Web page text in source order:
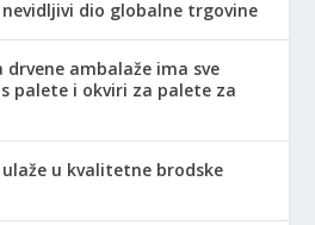
dio globalne trgovine
ambalaže ima sve
palete i okviri za palete za
u kvalitetne brodske